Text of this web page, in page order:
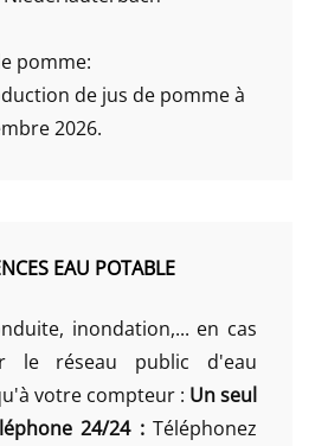
pomme:
de jus de pomme à
2026.
EAU POTABLE
inondation,... en cas
le réseau public d'eau
votre compteur : Un seul
24/24 :Téléphonez